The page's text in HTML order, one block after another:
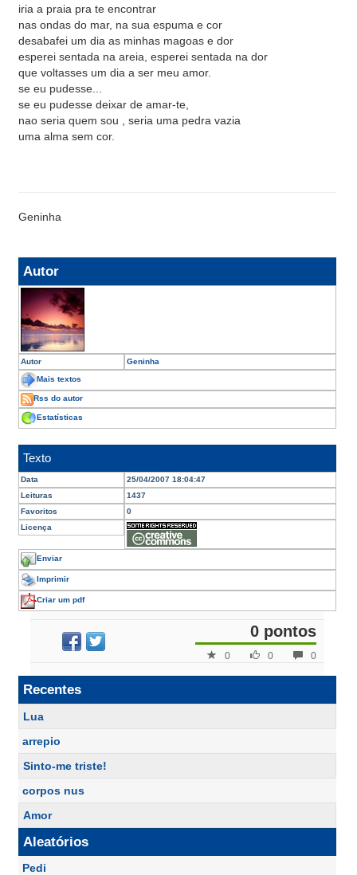
iria a praia pra te encontrar
nas ondas do mar, na sua espuma e cor
desabafei um dia as minhas magoas e dor
esperei sentada na areia, esperei sentada na dor
que voltasses um dia a ser meu amor.
se eu pudesse...
se eu pudesse deixar de amar-te,
nao seria quem sou , seria uma pedra vazia
uma alma sem cor.
Geninha
Autor
Autor Geninha
Mais textos
Rss do autor
Estatísticas
Texto
Data
25/04/2007 18:04:47
Leituras
1437
Favoritos
0
Licença
Enviar
Imprimir
Criar um pdf
0 pontos
0
0
0
Recentes
Lua
arrepio
Sinto-me triste!
corpos nus
Amor
Aleatórios
Pedi